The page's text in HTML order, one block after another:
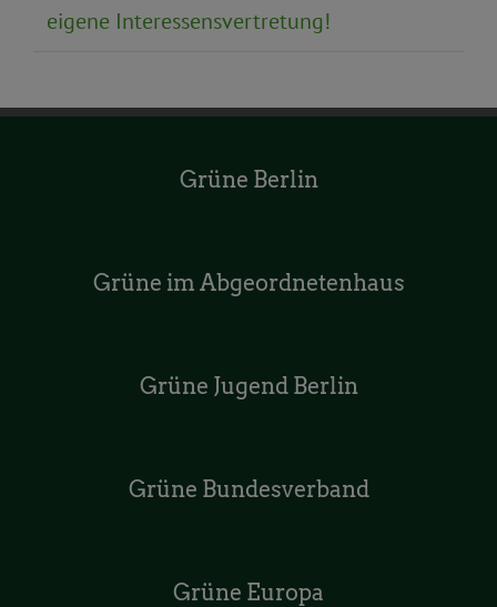
eigene Interessensvertretung!
Grüne Berlin
Grüne im Abgeordnetenhaus
Grüne Jugend Berlin
Grüne Bundesverband
Grüne Europa